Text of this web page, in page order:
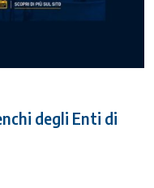
degli Enti di